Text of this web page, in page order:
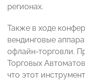
регионах.
Также в ходе
вендинговые
офлайн-торговли.
Торговых Автоматов
что этот